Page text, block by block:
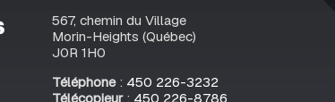
567, chemin du Village
Morin-Heights (Québec)
J0R 1H0
Téléphone: 450 226-3232
Télécopieur: 450 226-8786